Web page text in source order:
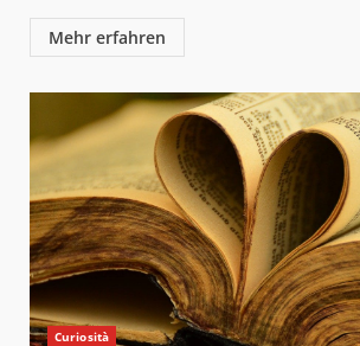
Mehr erfahren
Curiosità